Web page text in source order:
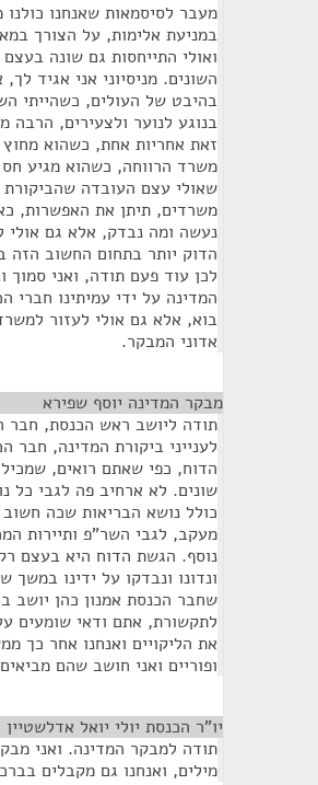
מעבר לסיסמאות שאנחנו כולנו
במניעת אלימות, על הצורך
ואולי התייחסות גם שונה
השונים. מניסיוני אני אגיד
בהיבט של העולים, כשהייתי
בנוגע לנוער ולצעירים, הרבה
זאת אחריות אחת, כשהוא
משרד הרווחה, כשהוא מגיע
שאולי עצם העובדה
משרדים, תיתן את האפשרות,
נעשה ומה נבדק, אלא גם אולי
הדוק יותר בתחום החשוב הזה
לכן עוד פעם תודה, ואני סמוך
המדינה על ידי עמיתינו חברי
בוא, אלא גם אולי לעזור
אדוני המבקר.
מבקר המדינה יוסף שפירא
תודה ליושב ראש הכנסת, חבר
לענייני ביקורת המדינה, חבר
הדוח, כפי שאתם רואים,
שונים. לא ארחיב פה לגבי כל
כולל נושא הבריאות שכה חשוב
מעקב, לגבי השר"פ ותיירות
נוסף. הגשת הדוח היא בעצם
ונדונו ונבדקו על ידינו
שחבר הכנסת אמנון כהן יושב
לתקשורת, אתם ודאי שומעים
את הליקויים ואנחנו אחר כך
ופוריים ואני חושב שהם
יו"ר הכנסת יולי יואל אדלשטיין
תודה למבקר המדינה. ואני
מילים, ואנחנו גם מקבלים